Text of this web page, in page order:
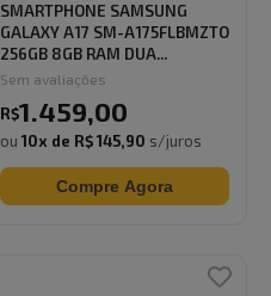
SMARTPHONE SAMSUNG
GALAXY A17 SM-A175FLBMZTO
256GB 8GB RAM DUA...
Sem avaliações
R$1.459,00
ou10x de R$ 145,90 s/juros
Compre Agora